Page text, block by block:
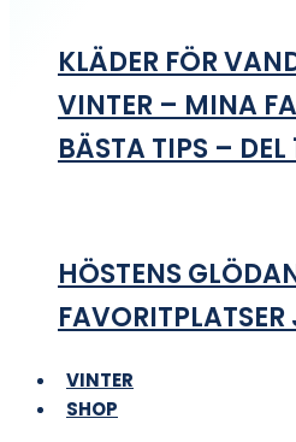
KLÄDER FÖR
VINTER – MINA
BÄSTA TIPS – DEL
HÖSTENS
FAVORITPLATSER
VINTER
SHOP